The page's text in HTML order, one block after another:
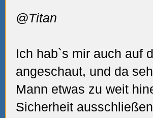
@Titan
Ich hab`s mir auch auf
angeschaut, und da
Mann etwas zu weit
Sicherheit